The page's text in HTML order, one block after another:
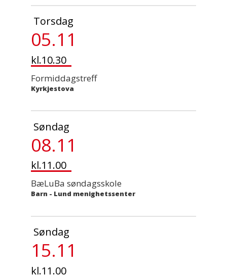
Torsdag
05.11
kl.10.30
Formiddagstreff
Kyrkjestova
Søndag
08.11
kl.11.00
BæLuBa søndagsskole
Barn - Lund menighetssenter
Søndag
15.11
kl.11.00